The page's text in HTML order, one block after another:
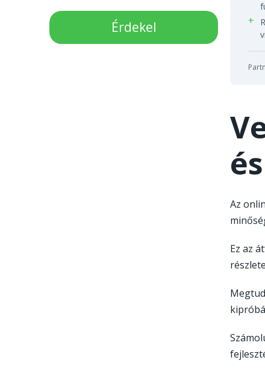
Érdekel
Az
Ez az